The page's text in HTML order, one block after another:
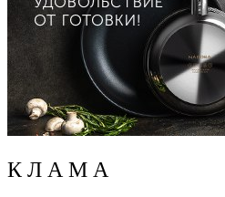
К Л А М А